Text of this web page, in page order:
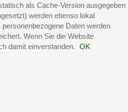
als Cache-Version ausgegeben
werden ebenso lokal
Daten werden
Wenn Sie die Website
damit einverstanden. OK